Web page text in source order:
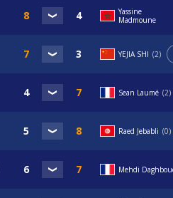
Yassine
Madmoune
YEJIA SHI 2
Sean Laumé 2
Raed Jebabli 0
Mehdi